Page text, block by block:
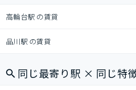
高輪台駅 の賃貸
品川駅 の賃貸
同じ最寄り駅 × 同じ特